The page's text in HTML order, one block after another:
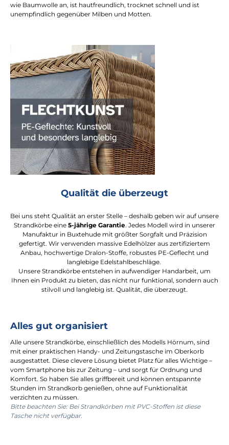
wie Baumwolle an, ist hautfreundlich, trocknet schnell und ist
unempfindlich gegenüber Milben und Motten.
Qualität die überzeugt
Bei uns steht Qualität an erster Stelle – deshalb geben wir auf unsere
Strandkörbe eine 5-jährige Garantie. Jedes Modell wird in unserer
Manufaktur in Buxtehude mit größter Sorgfalt und Präzision
gefertigt. Wir verwenden massive Edelhölzer aus zertifiziertem
Anbau, hochwertige Dralon-Stoffe, robustes PE-Geflecht und
langlebige Edelstahlbeschläge.
Unsere Strandkörbe entstehen in aufwendiger Handarbeit, um
Ihnen ein Produkt zu bieten, das nicht nur funktional, sondern auch
stilvoll und langlebig ist. Qualität, die überzeugt.
Alles gut organisiert
Alle unsere Strandkörbe, einschließlich des Modells Hörnum, sind
mit einer praktischen Handy- und Zeitungstasche im Oberkorb
ausgestattet. Diese clevere Lösung bietet Platz für alles Wichtige –
vom Smartphone bis zur Zeitung – und sorgt für Ordnung und
Komfort. So haben Sie alles griffbereit und können entspannte
Stunden im Strandkorb genießen, ohne auf Funktionalität
verzichten zu müssen.
Bitte beachten Sie: Bei Strandkörben mit PVC-Stoffen ist diese
Tasche nicht verfügbar.